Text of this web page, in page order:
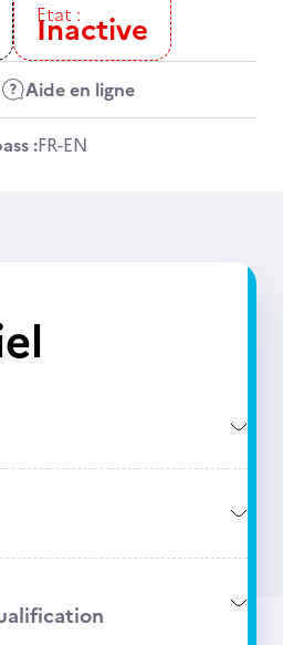
Etat :
Inactive
Aide en ligne
:FR-EN